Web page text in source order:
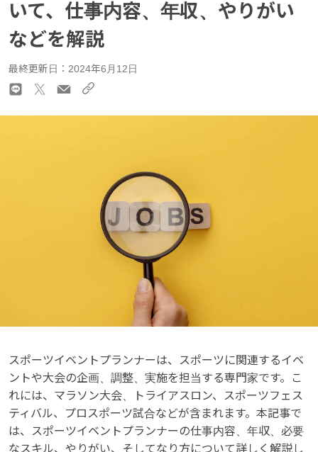
いて、仕事内容、年収、やりがい
などを解説
最終更新日：2024年6月12日
スポーツイベントプランナーは、スポーツに関連するイベ
ントや大会の企画、調整、実施を担当する専門家です。こ
れには、マラソン大会、トライアスロン、スポーツフェス
ティバル、プロスポーツ試合などが含まれます。本記事で
は、スポーツイベントプランナーの仕事内容、年収、必要
なスキル、やりがい、そしてなり方について詳しく解説し